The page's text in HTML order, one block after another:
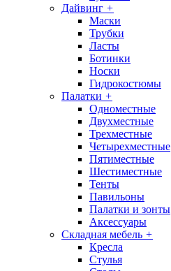
Дайвинг +
Маски
Трубки
Ласты
Ботинки
Носки
Гидрокостюмы
Палатки +
Одноместные
Двухместные
Трехместные
Четырехместные
Пятиместные
Шестиместные
Тенты
Павильоны
Палатки и зонты
Аксессуары
Складная мебель +
Кресла
Стулья